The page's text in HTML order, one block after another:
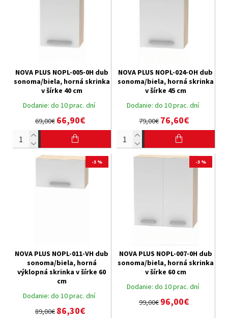
Dodanie: do 10 prac. dní
NOVA PLUS NOPL-005-0H dub
sonoma/biela, horná skrinka
v šírke 40 cm
69,00€ 66,90€
Dodanie: do 10 prac. dní
NOVA PLUS NOPL-024-OH dub
sonoma/biela, horná skrinka
v šírke 45 cm
79,00€ 76,60€
-3 %
Dodanie: do 10 prac. dní
NOVA PLUS NOPL-011-VH dub
sonoma/biela, horná
výklopná skrinka v šírke 60
cm
89,00€ 86,30€
-3 %
Dodanie: do 10 prac. dní
NOVA PLUS NOPL-007-0H dub
sonoma/biela, horná skrinka
v šírke 60 cm
99,00€ 96,00€